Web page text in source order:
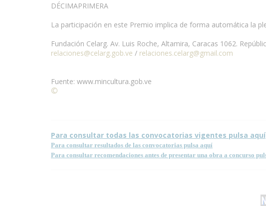
DÉCIMAPRIMERA
La participación en este Premio implica de forma automática la
Fundación Celarg. Av. Luis Roche, Altamira, Caracas 1062.
relaciones@celarg.gob.ve / relaciones.celarg@gmail.com
Fuente: www.mincultura.gob.ve
©
Para consultar todas las convocatorias vigentes pulsa aquí
Para consultar resultados de las convocatorias pulsa aquí
Para consultar recomendaciones antes de presentar una obra a concurso